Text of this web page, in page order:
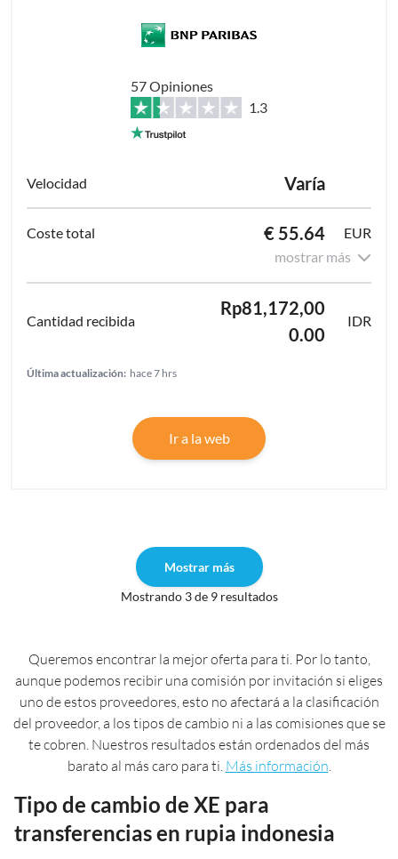
57 Opiniones
1.3
Varía
€ 55.64
EUR
mostrar más
Rp81,172,00
0.00
IDR
Última actualización: hace 7 hrs
Ir a la web
Mostrar más
Mostrando 3 de 9 resultados
Queremos encontrar la mejor oferta para ti. Por lo tanto,
aunque podemos recibir una comisión por invitación si eliges
uno de estos proveedores, esto no afectará a la clasificación
del proveedor, a los tipos de cambio ni a las comisiones que se
te cobren. Nuestros resultados están ordenados del más
barato al más caro para ti. Más información.
Tipo de cambio de XE para
transferencias en rupia indonesia